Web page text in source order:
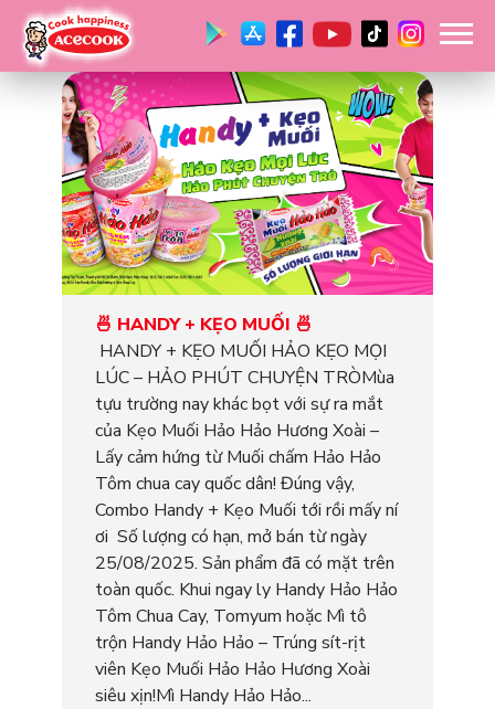
🍜 HANDY + KẸO MUỐI 🍜
HANDY + KẸO MUỐI HẢO KẸO MỌI
LÚC – HẢO PHÚT CHUYỆN TRÒMùa
tựu trường nay khác bọt với sự ra mắt
của Kẹo Muối Hảo Hảo Hương Xoài –
Lấy cảm hứng từ Muối chấm Hảo Hảo
Tôm chua cay quốc dân! Đúng vậy,
Combo Handy + Kẹo Muối tới rồi mấy ní
ơi Số lượng có hạn, mở bán từ ngày
25/08/2025. Sản phẩm đã có mặt trên
toàn quốc. Khui ngay ly Handy Hảo Hảo
Tôm Chua Cay, Tomyum hoặc Mì tô
trộn Handy Hảo Hảo – Trúng sít-rịt
viên Kẹo Muối Hảo Hảo Hương Xoài
siêu xịn!Mì Handy Hảo Hảo...